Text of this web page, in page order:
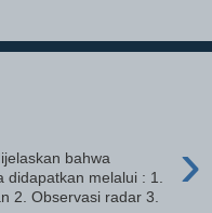
›
bahwa
didapatkan melalui : 1.
2. Observasi radar 3.